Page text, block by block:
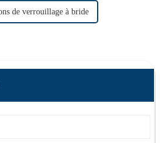
de verrouillage à bride